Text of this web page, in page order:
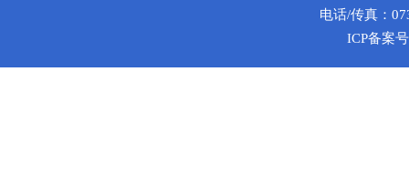
电话/传真：
ICP备案